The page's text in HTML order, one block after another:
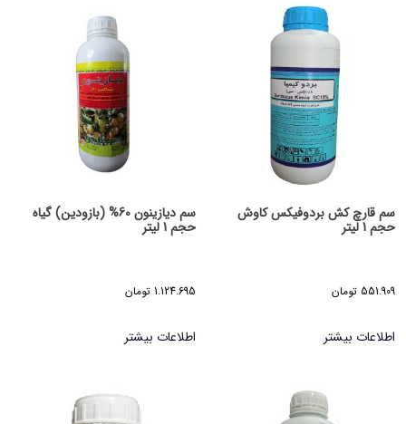
سم قارچ کش بردوفیکس کاوش
حجم 1 لیتر
551.909 تومان
اطلاعات بیشتر
سم دیازینون 60% (بازودین) گیاه
حجم 1 لیتر
1.124.695 تومان
اطلاعات بیشتر